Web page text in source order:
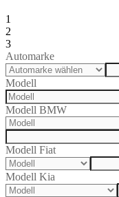
1
2
3
Automarke
Modell
Modell BMW
Modell Fiat
Modell Kia